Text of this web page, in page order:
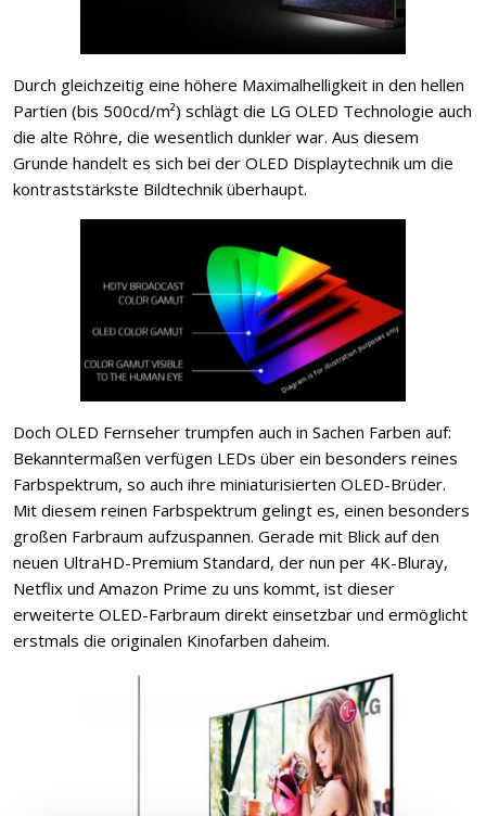
Durch gleichzeitig eine höhere Maximalhelligkeit in den hellen
Partien (bis 500cd/m²) schlägt die LG OLED Technologie auch
die alte Röhre, die wesentlich dunkler war. Aus diesem
Grunde handelt es sich bei der OLED Displaytechnik um die
kontraststärkste Bildtechnik überhaupt.
Doch OLED Fernseher trumpfen auch in Sachen Farben auf:
Bekanntermaßen verfügen LEDs über ein besonders reines
Farbspektrum, so auch ihre miniaturisierten OLED-Brüder.
Mit diesem reinen Farbspektrum gelingt es, einen besonders
großen Farbraum aufzuspannen. Gerade mit Blick auf den
neuen UltraHD-Premium Standard, der nun per 4K-Bluray,
Netflix und Amazon Prime zu uns kommt, ist dieser
erweiterte OLED-Farbraum direkt einsetzbar und ermöglicht
erstmals die originalen Kinofarben daheim.